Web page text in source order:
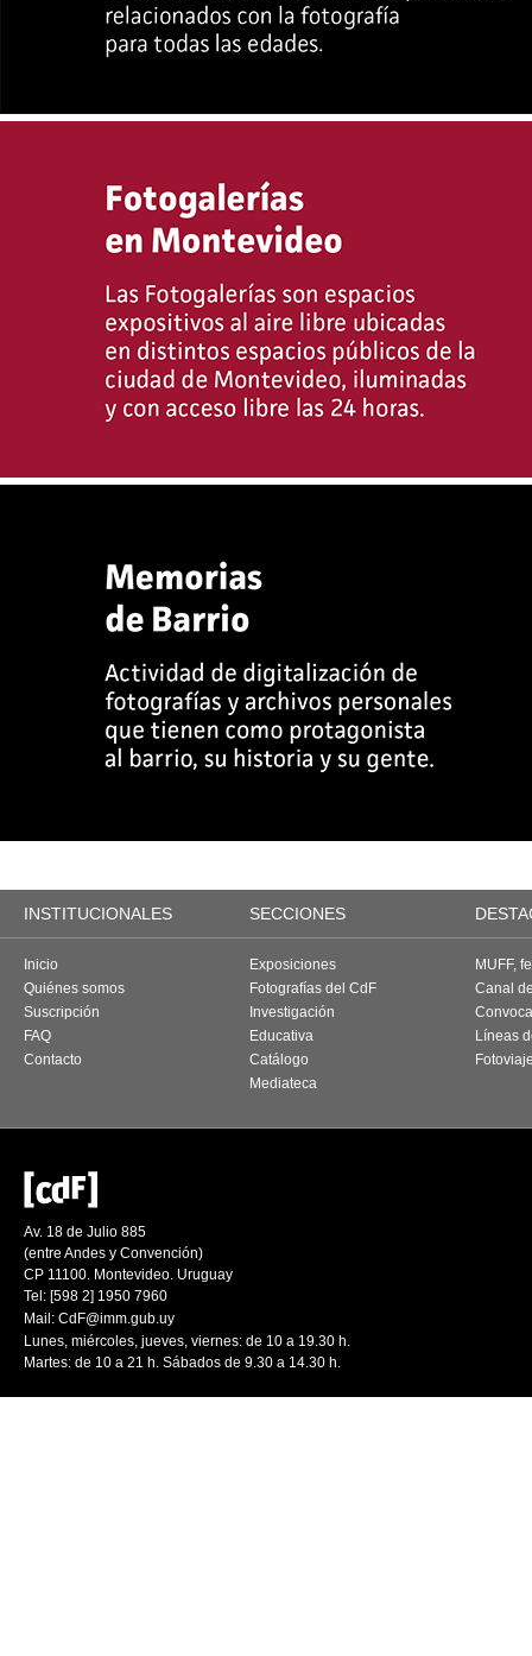
INSTITUCIONALES SECCIONES
Inicio
Quiénes somos
Suscripción
FAQ
Contacto
Exposiciones
Fotografías del CdF
Investigación
Educativa
Catálogo
Mediateca
MUFF,
Canal
Líneas
Av. 18 de Julio 885
(entre Andes y Convención)
CP 11100. Montevideo. Uruguay
Tel: [598 2] 1950 7960
Mail: CdF@imm.gub.uy
Lunes, miércoles, jueves, viernes: de 10 a 19.30 h.
Martes: de 10 a 21 h. Sábados de 9.30 a 14.30 h.